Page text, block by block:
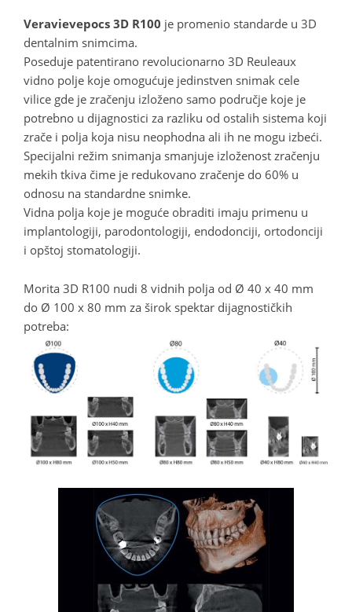
Veravievepocs 3D R100 je promenio standarde u 3D
dentalnim snimcima.
Poseduje patentirano revolucionarno 3D Reuleaux
vidno polje koje omogućuje jedinstven snimak cele
vilice gde je zračenju izloženo samo područje koje je
potrebno u dijagnostici za razliku od ostalih sistema koji
zrače i polja koja nisu neophodna ali ih ne mogu izbeći.
Specijalni režim snimanja smanjuje izloženost zračenju
mekih tkiva čime je redukovano zračenje do 60% u
odnosu na standardne snimke.
Vidna polja koje je moguće obraditi imaju primenu u
implantologiji, parodontologiji, endodonciji, ortodonciji
i opštoj stomatologiji.
Morita 3D R100 nudi 8 vidnih polja od Ø 40 x 40 mm
do Ø 100 x 80 mm za širok spektar dijagnostičkih
potreba: